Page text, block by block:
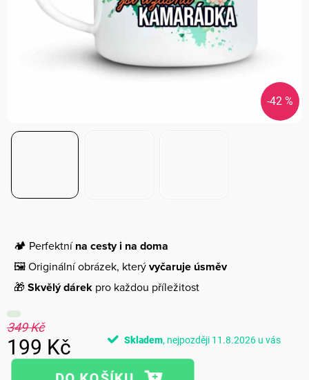
-42 %
🏕️ Perfektnína cesty i na doma
🖼️ Originální obrázek, kterývyčaruje úsměv
🎁 Skvělý dárek pro každou příležitost
349 Kč
199 Kč
Měrná
Skladem 11.8.2026